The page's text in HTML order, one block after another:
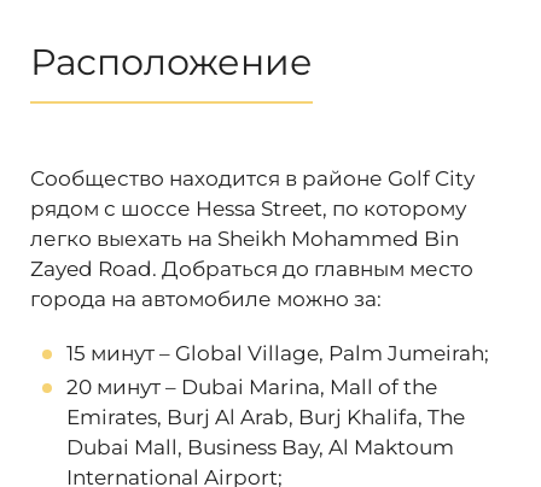
Расположение
Сообщество находится в районе Golf City
рядом с шоссе Hessa Street, по которому
легко выехать на Sheikh Mohammed Bin
Zayed Road. Добраться до главным место
города на автомобиле можно за:
15 минут – Global Village, Palm Jumeirah;
20 минут – Dubai Marina, Mall of the
Emirates, Burj Al Arab, Burj Khalifa, The
Dubai Mall, Business Bay, Al Maktoum
International Airport;